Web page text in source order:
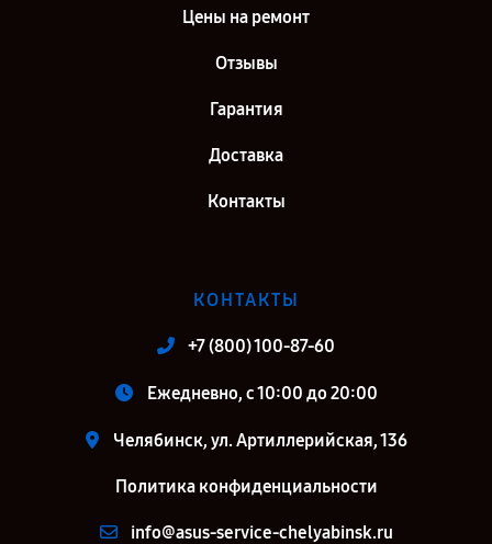
Цены на ремонт
Отзывы
Гарантия
Доставка
Контакты
КОНТАКТЫ
+7 (800) 100-87-60
Ежедневно, с 10:00 до 20:00
Челябинск, ул. Артиллерийская, 136
Политика конфиденциальности
info@asus-service-chelyabinsk.ru